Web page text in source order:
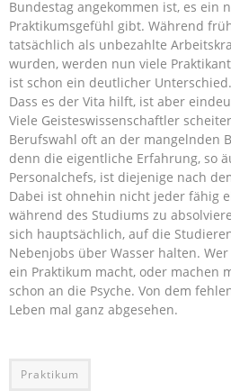
Bundestag angekommen ist, es ein
Praktikumsgefühl gibt. Während
tatsächlich als unbezahlte
wurden, werden nun viele
ist schon ein deutlicher Unterschied.
Dass es der Vita hilft, ist aber
Viele Geisteswissenschaftler
Berufswahl oft an der mangelnden
denn die eigentliche Erfahrung, so
Personalchefs, ist diejenige nach
Dabei ist ohnehin nicht jeder fähig
während des Studiums zu
sich hauptsächlich, auf die
Nebenjobs über Wasser halten.
ein Praktikum macht, oder machen
schon an die Psyche. Von dem
Leben mal ganz abgesehen.
Praktikum